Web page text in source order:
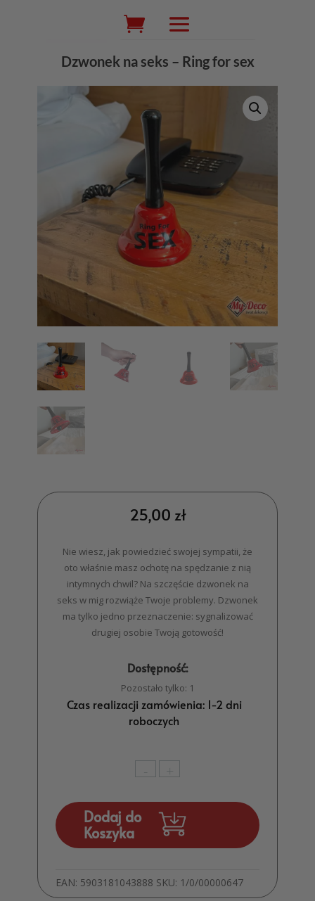
Wyszukiwarka
produktów
Dzwonek na seks – Ring for sex
25,00 zł
Nie wiesz, jak powiedzieć swojej sympatii, że
oto właśnie masz ochotę na spędzanie z nią
intymnych chwil? Na szczęście dzwonek na
seks w mig rozwiąże Twoje problemy. Dzwonek
ma tylko jedno przeznaczenie: sygnalizować
drugiej osobie Twoją gotowość!
Dostępność:
Pozostało tylko: 1
Czas realizacji zamówienia: 1-2 dni
roboczych
-
ilość
na
seks
-
Ring
sex
+
Dodaj do
Koszyka
EAN: 5903181043888 SKU: 1/0/00000647